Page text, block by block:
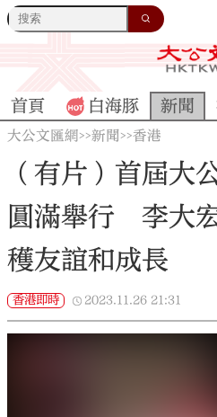
首頁 白海豚 新聞
大公文匯網>>新聞>>香港
（有片）首屆大
圓滿舉行 李大
穫友誼和成長
香港即時 2023.11.26 21:31